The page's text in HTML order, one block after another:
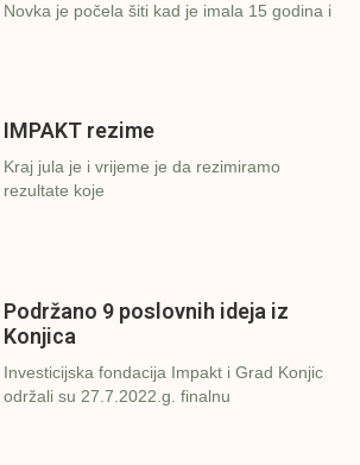
Novka je počela šiti kad je imala 15 godina i
IMPAKT rezime
Kraj jula je i vrijeme je da rezimiramo
rezultate koje
Podržano 9 poslovnih ideja iz
Konjica
Investicijska fondacija Impakt i Grad Konjic
održali su 27.7.2022.g. finalnu